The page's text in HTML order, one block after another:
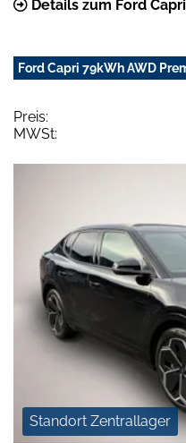
Details zum Ford
Ford Capri 79kWh AWD
Preis:
MWSt:
Standort Zentrallager